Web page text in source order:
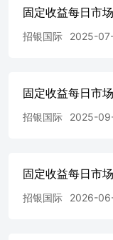
1-2个基点，
点，同时
SUMIBK/
从约15.7%降
数下跌1.6点
国资产方面，
LME。
固定收益每日市
招银国际 2025-
固定收益每日市
招银国际 2025-
固定收益每日市
招银国际 2026-